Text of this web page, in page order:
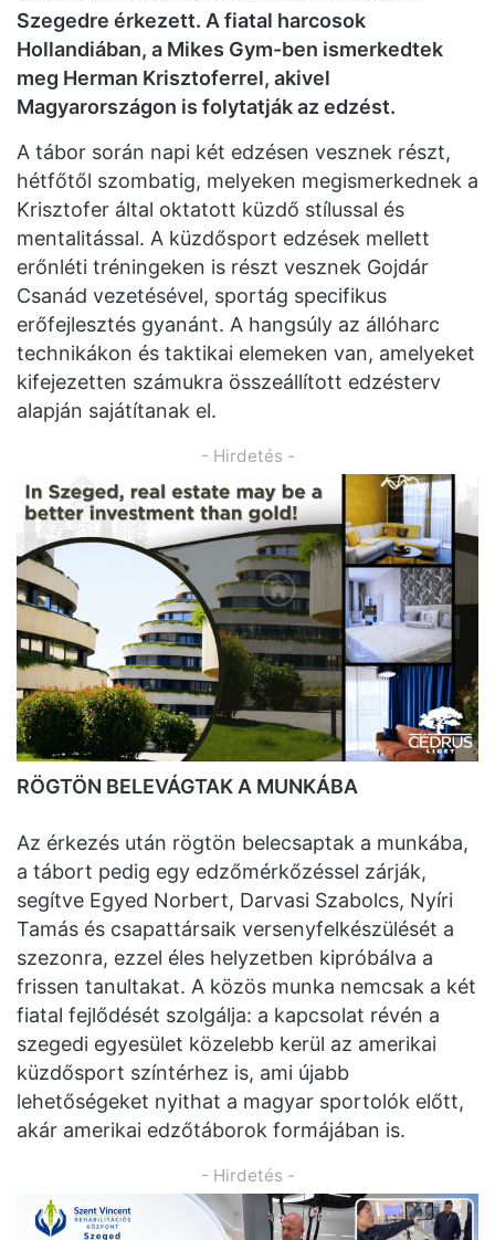
Szegedre érkezett. A fiatal harcosok
Hollandiában, a Mikes Gym-ben ismerkedtek
meg Herman Krisztoferrel, akivel
Magyarországon is folytatják az edzést.
A tábor során napi két edzésen vesznek részt,
hétfőtől szombatig, melyeken megismerkednek a
Krisztofer által oktatott küzdő stílussal és
mentalitással. A küzdősport edzések mellett
erőnléti tréningeken is részt vesznek Gojdár
Csanád vezetésével, sportág specifikus
erőfejlesztés gyanánt. A hangsúly az állóharc
technikákon és taktikai elemeken van, amelyeket
kifejezetten számukra összeállított edzésterv
alapján sajátítanak el.
- Hirdetés -
RÖGTÖN BELEVÁGTAK A MUNKÁBA
Az érkezés után rögtön belecsaptak a munkába,
a tábort pedig egy edzőmérkőzéssel zárják,
segítve Egyed Norbert, Darvasi Szabolcs, Nyíri
Tamás és csapattársaik versenyfelkészülését a
szezonra, ezzel éles helyzetben kipróbálva a
frissen tanultakat. A közös munka nemcsak a két
fiatal fejlődését szolgálja: a kapcsolat révén a
szegedi egyesület közelebb kerül az amerikai
küzdősport színtérhez is, ami újabb
lehetőségeket nyithat a magyar sportolók előtt,
akár amerikai edzőtáborok formájában is.
- Hirdetés -